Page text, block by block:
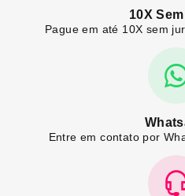
10X
Pague em até 10X sem
Entre em contato por